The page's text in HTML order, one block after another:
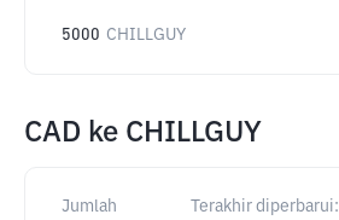
5000 CHILLGUY
CAD ke CHILLGUY
Jumlah Terakhir diperbarui: